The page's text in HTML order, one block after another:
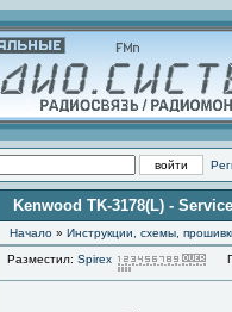
Kenwood TK-3178(L) -
Начало » Инструкции, схемы,
Разместил: Spirex